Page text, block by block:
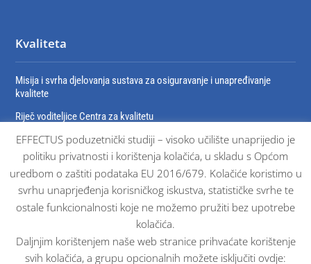
Kvaliteta
Misija i svrha djelovanja sustava za osiguravanje i unapređivanje
kvalitete
Riječ voditeljice Centra za kvalitetu
Organizacija sustava za osiguravanje i unaprjeđivanje kvalitete
Dokumenti sustava osiguravanja kvalitete
Certifikati
EFFECTUS poduzetnički studiji – visoko učilište unaprijedio je
politiku privatnosti i korištenja kolačića, u skladu s Općom
uredbom o zaštiti podataka EU 2016/679. Kolačiće koristimo u
svrhu unaprjeđenja korisničkog iskustva, statističke svrhe te
ostale funkcionalnosti koje ne možemo pružiti bez upotrebe
kolačića.
Daljnjim korištenjem naše web stranice prihvaćate korištenje
svih kolačića, a grupu opcionalnih možete isključiti ovdje: